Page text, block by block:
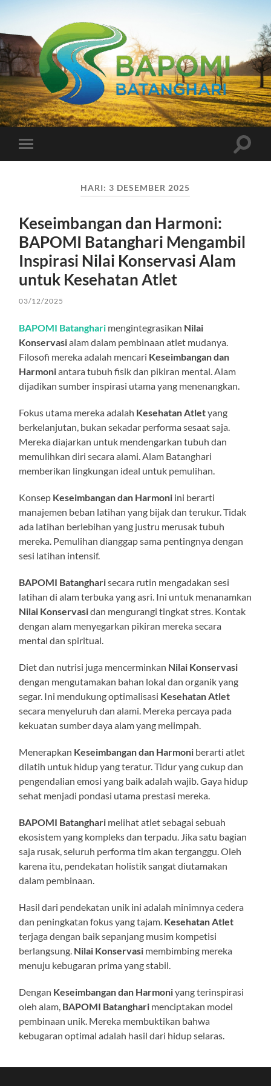
Bapomi
Batanghari
Toggle
mobile
Toggle
HARI:3 DESEMBER 2025
Keseimbangan dan Harmoni:
BAPOMI Batanghari Mengambil
Inspirasi Nilai Konservasi Alam
untuk Kesehatan Atlet
03/12/2025
BAPOMI Batanghari mengintegrasikan Nilai
Konservasialam dalam pembinaan atlet mudanya.
Filosofi mereka adalah mencari Keseimbangan dan
Harmoniantara tubuh fisik dan pikiran mental. Alam
dijadikan sumber inspirasi utama yang menenangkan.
Fokus utama mereka adalah Kesehatan Atletyang
berkelanjutan, bukan sekadar performa sesaat saja.
Mereka diajarkan untuk mendengarkan tubuh dan
memulihkan diri secara alami. Alam Batanghari
memberikan lingkungan ideal untuk pemulihan.
Konsep Keseimbangan dan Harmoni ini berarti
manajemen beban latihan yang bijak dan terukur. Tidak
ada latihan berlebihan yang justru merusak tubuh
mereka. Pemulihan dianggap sama pentingnya dengan
sesi latihan intensif.
BAPOMI Batangharisecara rutin mengadakan sesi
latihan di alam terbuka yang asri. Ini untuk menanamkan
Nilai Konservasidan mengurangi tingkat stres. Kontak
dengan alam menyegarkan pikiran mereka secara
mental dan spiritual.
Diet dan nutrisi juga mencerminkan Nilai Konservasi
dengan mengutamakan bahan lokal dan organik yang
segar. Ini mendukung optimalisasi Kesehatan Atlet
secara menyeluruh dan alami. Mereka percaya pada
kekuatan sumber daya alam yang melimpah.
Menerapkan Keseimbangan dan Harmoni berarti atlet
dilatih untuk hidup yang teratur. Tidur yang cukup dan
pengendalian emosi yang baik adalah wajib. Gaya hidup
sehat menjadi pondasi utama prestasi mereka.
BAPOMI Batanghari melihat atlet sebagai sebuah
ekosistem yang kompleks dan terpadu. Jika satu bagian
saja rusak, seluruh performa tim akan terganggu. Oleh
karena itu, pendekatan holistik sangat diutamakan
dalam pembinaan.
Hasil dari pendekatan unik ini adalah minimnya cedera
dan peningkatan fokus yang tajam. Kesehatan Atlet
terjaga dengan baik sepanjang musim kompetisi
berlangsung. Nilai Konservasi membimbing mereka
menuju kebugaran prima yang stabil.
Dengan Keseimbangan dan Harmoniyang terinspirasi
oleh alam, BAPOMI Batanghari menciptakan model
pembinaan unik. Mereka membuktikan bahwa
kebugaran optimal adalah hasil dari hidup selaras.